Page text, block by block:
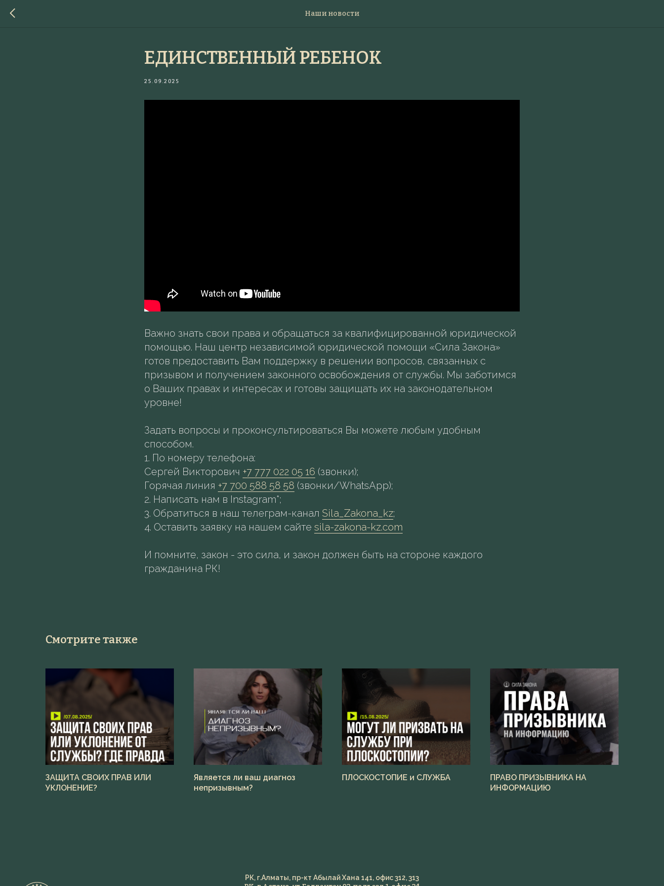
Наши новости
ЕДИНСТВЕННЫЙ РЕБЕНОК
25.09.2025
Важно знать свои права и обращаться за квалифицированной юридической
помощью. Наш центр независимой юридической помощи «Сила Закона»
готов предоставить Вам поддержку в решении вопросов, связанных с
призывом и получением законного освобождения от службы. Мы заботимся
о Ваших правах и интересах и готовы защищать их на законодательном
уровне!
Задать вопросы и проконсультироваться Вы можете любым удобным
способом.
1.⁠ ⁠По номеру телефона:
Сергей Викторович +7 777 022 05 16 (звонки);
Горячая линия +7 700 588 58 58 (звонки/WhatsApp);
2.⁠ ⁠Написать нам в Instagram*;
3.⁠ ⁠Обратиться в наш телеграм-канал Sila_Zakona_kz;
4.⁠ ⁠Оставить заявку на нашем сайте sila-zakona-kz.com
И помните, закон - это сила, и закон должен быть на стороне каждого
гражданина РК!
Смотрите также
ЗАЩИТА СВОИХ ПРАВ ИЛИ
УКЛОНЕНИЕ?
Является ли ваш диагноз
непризывным?
ПЛОСКОСТОПИЕ и СЛУЖБА
ПРАВО ПРИЗЫВНИКА НА
ИНФОРМАЦИЮ
РК, г.Алматы, пр-кт Абылай Хана 141, офис 312, 313